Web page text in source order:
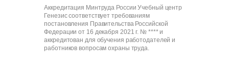
Аккредитация Минтруда России Учебный центр
Генезис соответствует требованиям
постановления Правительства Российской
Федерации от 16 декабря 2021 г. № **** и
аккредитован для обучения работодателей и
работников вопросам охраны труда.